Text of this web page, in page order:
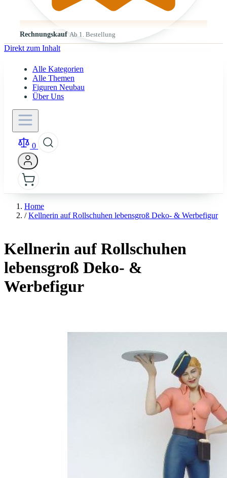
Rechnungskauf Ab 1. Bestellung
Direkt zum Inhalt
Alle Kategorien
Alle Themen
Figuren Neubau
Über Uns
0
Home
/ Kellnerin auf Rollschuhen lebensgroß Deko- & Werbefigur
Kellnerin auf Rollschuhen
lebensgroß Deko- &
Werbefigur